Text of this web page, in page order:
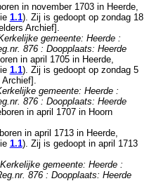
in november 1703 in Heerde,
1.1). Zij is gedoopt op zondag 18
Archief].
gemeente: Heerde :
876 : Doopplaats: Heerde
in april 1705 in Heerde,
1.1). Zij is gedoopt op zondag 5
Archief].
gemeente: Heerde :
876 : Doopplaats: Heerde
in april 1707 in Hoorn
in april 1713 in Heerde,
1.1). Zij is gedoopt in april 1713
Kerkelijke gemeente: Heerde :
876 : Doopplaats: Heerde